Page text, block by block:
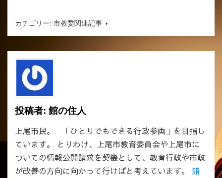
カテゴリー: 市教委関連記事
投稿者: 館の住人
上尾市民。 「ひとりでもできる行政参画」を目指し
ています。 とりわけ、上尾市教育委員会や上尾市に
ついての情報公開請求を契機として、教育行政や市政
が改善の方向に向かって行けばと考えています。 館